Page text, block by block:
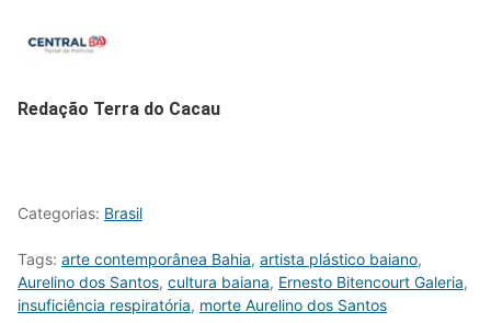
Redação Terra do Cacau
Categorias: Brasil
Tags: arte contemporânea Bahia, artista plástico baiano,
Aurelino dos Santos, cultura baiana, Ernesto Bitencourt Galeria,
insuficiência respiratória, morte Aurelino dos Santos